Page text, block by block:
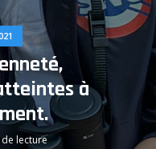
à
lecture